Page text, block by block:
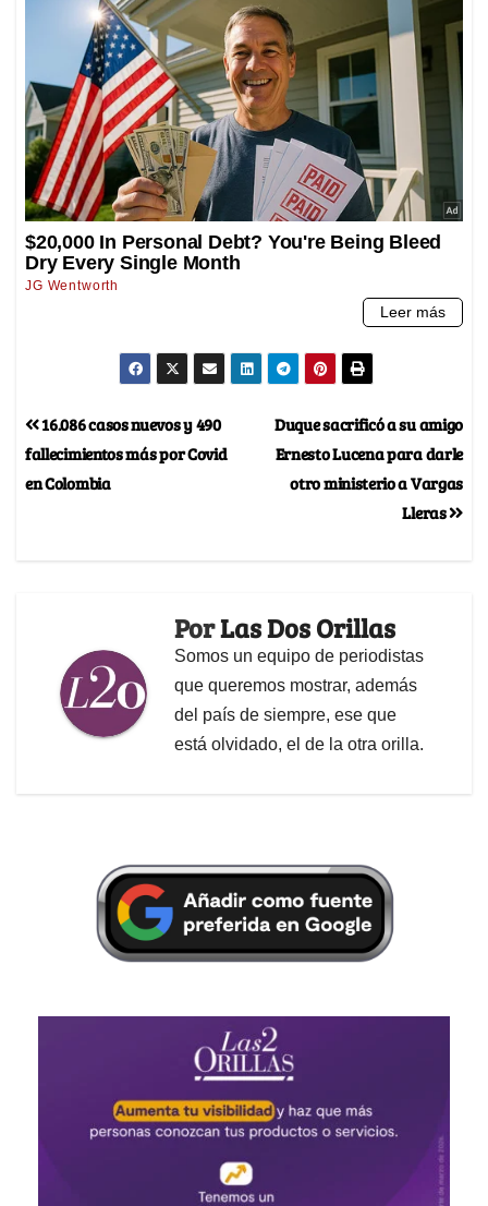
Duque sacrificó a su amigo
Ernesto Lucena para darle
otro ministerio a Vargas
Lleras
16.086 casos nuevos y 490
fallecimientos más por Covid
en Colombia
PorLas Dos Orillas
Somos un equipo de periodistas
que queremos mostrar, además
del país de siempre, ese que
está olvidado, el de la otra orilla.